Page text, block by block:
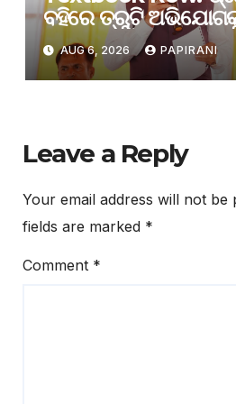
ବହିରେ ତ୍ରୁଟି
ମନ୍ତ୍ରୀଙ୍କ ଖଣ୍ଡନ
AUG 6, 2026 PAPIRANI
Leave a Reply
Your email address will not be
fields are marked *
Comment *